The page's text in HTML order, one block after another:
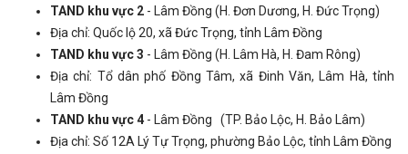
TAND khu vực 2 - Lâm Đồng (H. Đơn Dương, H. Đức Trọng)
Địa chỉ: Quốc lộ 20, xã Đức Trọng, tỉnh Lâm Đồng
TAND khu vực 3 - Lâm Đồng (H. Lâm Hà, H. Đam Rông)
Địa chỉ: Tổ dân phố Đồng Tâm, xã Đinh Văn, Lâm Hà, tỉnh
Lâm Đồng
TAND khu vực 4 - Lâm Đồng (TP. Bảo Lộc, H. Bảo Lâm)
Địa chỉ: Số 12A Lý Tự Trọng, phường Bảo Lộc, tỉnh Lâm Đồng